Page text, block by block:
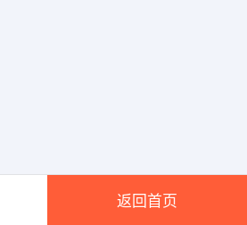
返回首页